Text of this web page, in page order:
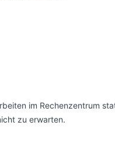
im Rechenzentrum
zu erwarten.